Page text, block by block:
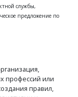
службы,
предложение по
профессий или
правил,